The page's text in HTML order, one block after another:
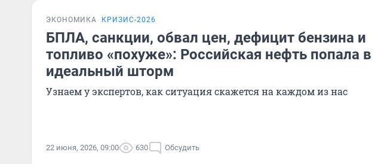
ЭКОНОМИКА КРИЗИС-2026
БПЛА, санкции, обвал цен, дефицит бензина и
топливо «похуже»: Российская нефть попала в
идеальный шторм
Узнаем у экспертов, как ситуация скажется на каждом из нас
22 июня, 2026, 09:00 630 Обсудить